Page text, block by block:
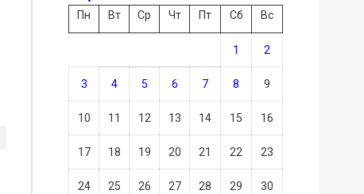
Пн
Вт Ср Чт Пт Сб Вс
1 2
3 4 5 6 7 8 9
10 11 12 13 14 15 16
17 18 19 20 21 22 23
24 25 26 27 28 29 30